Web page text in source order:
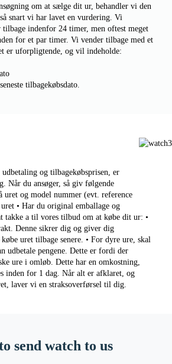
om at sælge dit ur, behandler vi den
snart vi har lavet en vurdering. Vi
tilbage indenfor 24 timer, men oftest meget
for et par timer. Vi vender tilbage med et
er uforpligtende, og vil indeholde:
tilbagekøbsdato.
og tilbagekøbsprisen, er
Når du ansøger, så giv følgende
uret og model nummer (evt. reference
• Har du original emballage og
a til vores tilbud om at købe dit ur: •
Denne sikrer dig og giver dig
uret tilbage senere. • For dyre ure, skal
udbetale pengene. Dette er fordi der
ure i omløb. Dette har en omkostning,
inden for 1 dag. Når alt er afklaret, og
laver vi en straksoverførsel til dig.
send watch to us